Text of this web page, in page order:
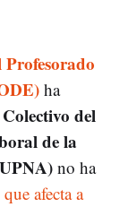
ha
del
de la
no ha
que afecta a